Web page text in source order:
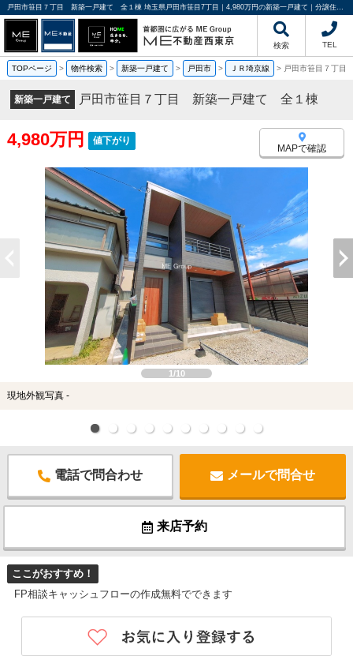
戸田市笹目７丁目 新築一戸建て 全１棟 埼玉県戸田市笹目7丁目｜4,980万円の新築一戸建て｜分譲住宅や新築物件｜ME不動産西東京
検索 TEL
TOPページ > 物件検索 > 新築一戸建て > 戸田市 > ＪＲ埼京線 > 戸田市笹目７丁
新築一戸建て 戸田市笹目７丁目 新築一戸建て 全１棟
4,980万円 値下がり
MAPで確認
1/10
現地外観写真 -
電話で問合わせ メールで問合せ
来店予約
ここがおすすめ！
FP相談キャッシュフローの作成無料でできます